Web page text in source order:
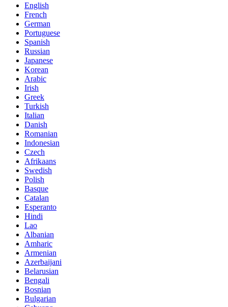
English
French
German
Portuguese
Spanish
Russian
Japanese
Korean
Arabic
Irish
Greek
Turkish
Italian
Danish
Romanian
Indonesian
Czech
Afrikaans
Swedish
Polish
Basque
Catalan
Esperanto
Hindi
Lao
Albanian
Amharic
Armenian
Azerbaijani
Belarusian
Bengali
Bosnian
Bulgarian